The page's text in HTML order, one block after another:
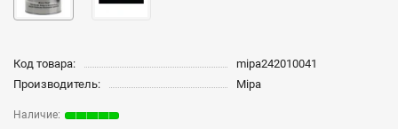
Код товара:
mipa242010041
Производитель:
Mipa